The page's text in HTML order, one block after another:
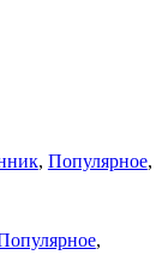
, Популярное,
,